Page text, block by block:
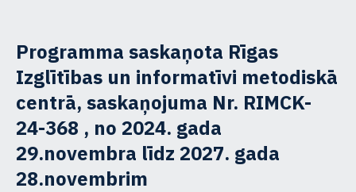
Programma saskaņota Rīgas
Izglītības un informatīvi metodiskā
centrā, saskaņojuma Nr. RIMCK-
24-368 , no 2024. gada
29.novembra līdz 2027. gada
28.novembrim